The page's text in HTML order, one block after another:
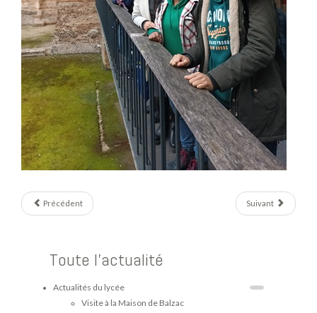
Précédent Suivant
Toute l'actualité
Actualités du lycée
Visite à la Maison de Balzac